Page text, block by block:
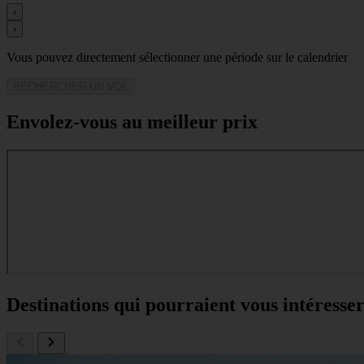
‹
›
Vous pouvez directement sélectionner une période sur le calendrier
Envolez-vous au meilleur prix
Destinations qui pourraient vous intéresser